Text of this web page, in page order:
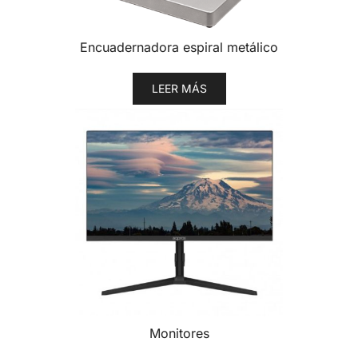
Encuadernadora espiral metálico
LEER MÁS
Monitores